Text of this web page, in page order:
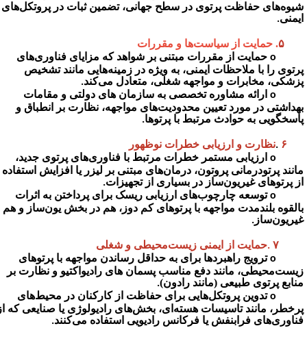
حفاظت پرتوی در سطح جهانی، تضمین ثبات در پروتکل‌های
.
. حمایت از سیاست‌ها و مقررات
حمایت از مقررات مبتنی بر شواهد که مزایای فناوری‌های
را با ملاحظات ایمنی، به ویژه در زمینه‌هایی مانند تشخیص
مخابرات و مواجهه شغلی، متعادل می‌کند.
ارائه مشاوره تخصصی به سازمان های دولتی‌ و مقامات
در مورد تعیین محدودیت‌های مواجهه، نظارت بر انطباق و
به حوادث مرتبط با پرتوها.
. نظارت و ارزیابی خطرات نوظهور
ارزیابی مستمر خطرات مرتبط با فناوری‌های پرتوی جدید،
پرتودرمانی پروتون، درمان‌های مبتنی بر لیزر یا افزایش استفاده
پرتوهای غیریون‌ساز در بسیاری از تجهیزات.
توسعه چارچوب‌های ارزیابی ریسک برای پرداختن به اثرات
بلندمدت مواجهه با پرتوهای کم دوز، هم در بخش یون‌ساز و هم
.
۷حمایت از ایمنی زیست‌محیطی و شغلی
ترویج راهبردها برای به حداقل رساندن مواجهه با پرتوهای
مانند دفع مناسب پسمان های رادیواکتیو و نظارت بر
پرتوی طبیعی (مانند رادون).
تدوین پروتکل‌هایی برای حفاظت از کارکنان در محیط‌های
مانند تاسیسات هسته‌ای، بخش‌های رادیولوژی یا صنایعی که از
فرابنفش یا فرکانس رادیویی استفاده می‌کنند.